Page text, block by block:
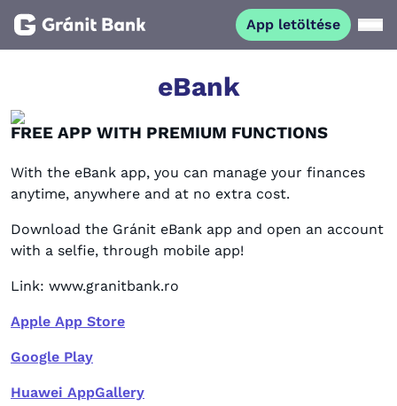
App letöltése
Magánszemélyeknek
Vállalkozásoknak
Fiataloknak
Befektetőknek
Kapcsolat
Netbank
eBank
FREE APP WITH PREMIUM FUNCTIONS
With the eBank app, you can manage your finances
anytime, anywhere and at no extra cost.
Download the Gránit eBank app and open an account
with a selfie, through mobile app!
Link: www.granitbank.ro
Apple App Store
Google Play
Huawei AppGallery